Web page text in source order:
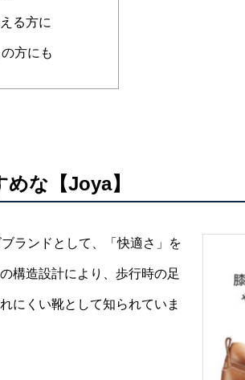
る方に
方にも
な【Joya】
ランドとして、「快適さ」を
構造設計により、歩行時の足
にくい靴として知られていま